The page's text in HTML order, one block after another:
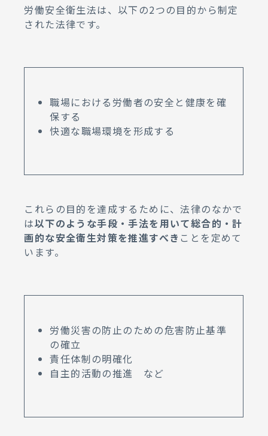
労働安全衛生法は、以下の2つの目的から制定
された法律です。
職場における労働者の安全と健康を確
保する
快適な職場環境を形成する
これらの目的を達成するために、法律のなかで
は以下のような手段・手法を用いて総合的・計
画的な安全衛生対策を推進すべき ことを定めて
います。
労働災害の防止のための危害防止基準
の確立
責任体制の明確化
自主的活動の推進 など